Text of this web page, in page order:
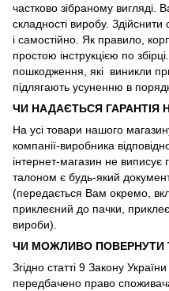
частково зібраному вигляді.
складності виробу.
і самостійно. Як правило,
простою інструкцією по
пошкодження, які виникли
підлягають усуненню в
ЧИ НАДАЄТЬСЯ ГАРАНТІЯ
На усі товари нашого
компанії-виробника
інтернет-магазин не виписує
талоном є будь-який
(передається Вам окремо,
приклеєний до пачки,
вироби).
ЧИ МОЖЛИВО ПОВЕРНУТИ
Згідно статті 9 Закону
передбачено право